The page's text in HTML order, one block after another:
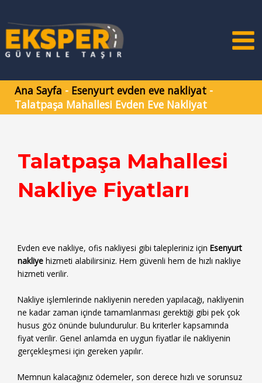
Ana Sayfa - Esenyurt evden eve nakliyat -
Talatpaşa Mahallesi Evden Eve Nakliyat
Talatpaşa Mahallesi
Nakliye Fiyatları
Evden eve nakliye, ofis nakliyesi gibi talepleriniz için Esenyurt
nakliye hizmeti alabilirsiniz. Hem güvenli hem de hızlı nakliye
hizmeti verilir.
Nakliye işlemlerinde nakliyenin nereden yapılacağı, nakliyenin
ne kadar zaman içinde tamamlanması gerektiği gibi pek çok
husus göz önünde bulundurulur. Bu kriterler kapsamında
fiyat verilir. Genel anlamda en uygun fiyatlar ile nakliyenin
gerçekleşmesi için gereken yapılır.
Memnun kalacağınız ödemeler, son derece hızlı ve sorunsuz